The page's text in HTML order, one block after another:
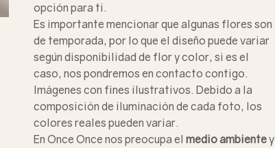
opción para ti.
Es importante mencionar que algunas flores son
de temporada, por lo que el diseño puede variar
según disponibilidad de flor y color, si es el
caso, nos pondremos en contacto contigo.
Imágenes con fines ilustrativos. Debido a la
composición de iluminación de cada foto, los
colores reales pueden variar.
En Once Once nos preocupa el medio ambientey